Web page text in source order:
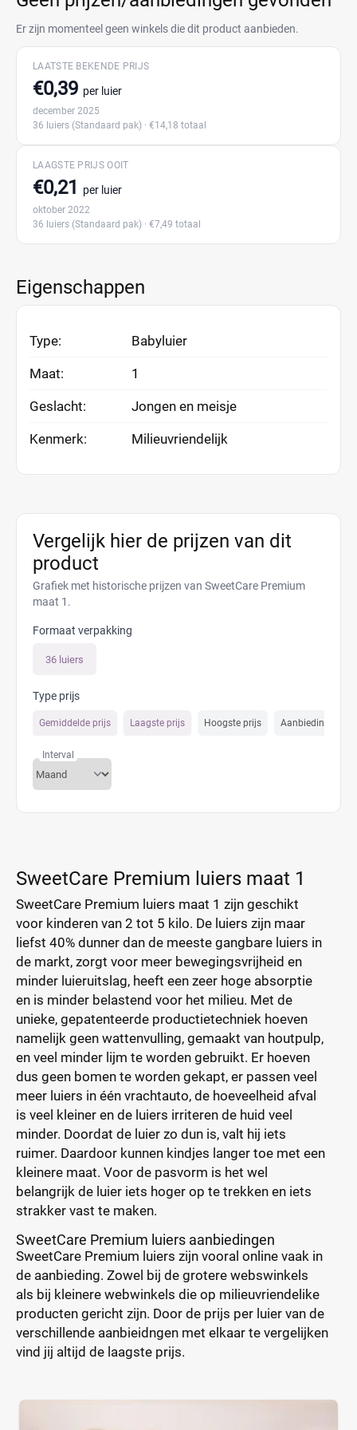
Er zijn momenteel geen winkels die dit product aanbieden.
LAATSTE BEKENDE PRIJS
€0,39 per luier
december 2025
36 luiers (Standaard pak) · €14,18 totaal
LAAGSTE PRIJS OOIT
€0,21 per luier
oktober 2022
36 luiers (Standaard pak) · €7,49 totaal
Eigenschappen
Type: Babyluier
Maat: 1
Geslacht: Jongen en meisje
Kenmerk: Milieuvriendelijk
Vergelijk hier de prijzen van dit
product
Grafiek met historische prijzen van SweetCare Premium
maat 1.
Formaat verpakking
36 luiers
Type prijs
Gemiddelde prijs Laagste prijs Hoogste prijs Aanbiedings prijs
Interval
SweetCare Premium luiers maat 1
SweetCare Premium luiers maat 1 zijn geschikt
voor kinderen van 2 tot 5 kilo. De luiers zijn maar
liefst 40% dunner dan de meeste gangbare luiers in
de markt, zorgt voor meer bewegingsvrijheid en
minder luieruitslag, heeft een zeer hoge absorptie
en is minder belastend voor het milieu. Met de
unieke, gepatenteerde productietechniek hoeven
namelijk geen wattenvulling, gemaakt van houtpulp,
en veel minder lijm te worden gebruikt. Er hoeven
dus geen bomen te worden gekapt, er passen veel
meer luiers in één vrachtauto, de hoeveelheid afval
is veel kleiner en de luiers irriteren de huid veel
minder. Doordat de luier zo dun is, valt hij iets
ruimer. Daardoor kunnen kindjes langer toe met een
kleinere maat. Voor de pasvorm is het wel
belangrijk de luier iets hoger op te trekken en iets
strakker vast te maken.
SweetCare Premium luiers aanbiedingen
SweetCare Premium luiers zijn vooral online vaak in
de aanbieding. Zowel bij de grotere webswinkels
als bij kleinere webwinkels die op milieuvriendelike
producten gericht zijn. Door de prijs per luier van de
verschillende aanbieidngen met elkaar te vergelijken
vind jij altijd de laagste prijs.